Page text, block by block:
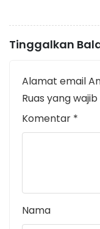
Tinggalkan
Alamat email
Ruas yang
Komentar *
Nama